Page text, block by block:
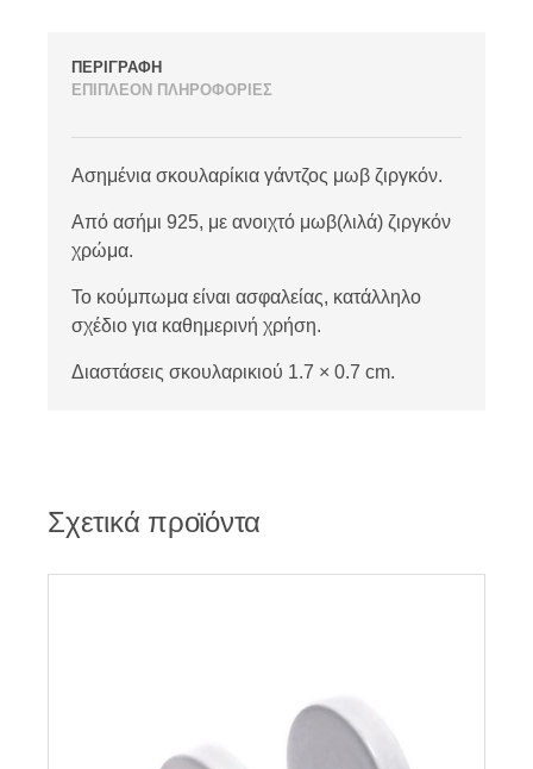
ΠΕΡΙΓΡΑΦΗ
ΕΠΙΠΛΕΟΝ ΠΛΗΡΟΦΟΡΙΕΣ
Ασημένια σκουλαρίκια γάντζος μωβ ζιργκόν.
Από ασήμι 925, με ανοιχτό μωβ(λιλά) ζιργκόν
χρώμα.
Το κούμπωμα είναι ασφαλείας, κατάλληλο
σχέδιο για καθημερινή χρήση.
Διαστάσεις σκουλαρικιού 1.7 × 0.7 cm.
Σχετικά προϊόντα